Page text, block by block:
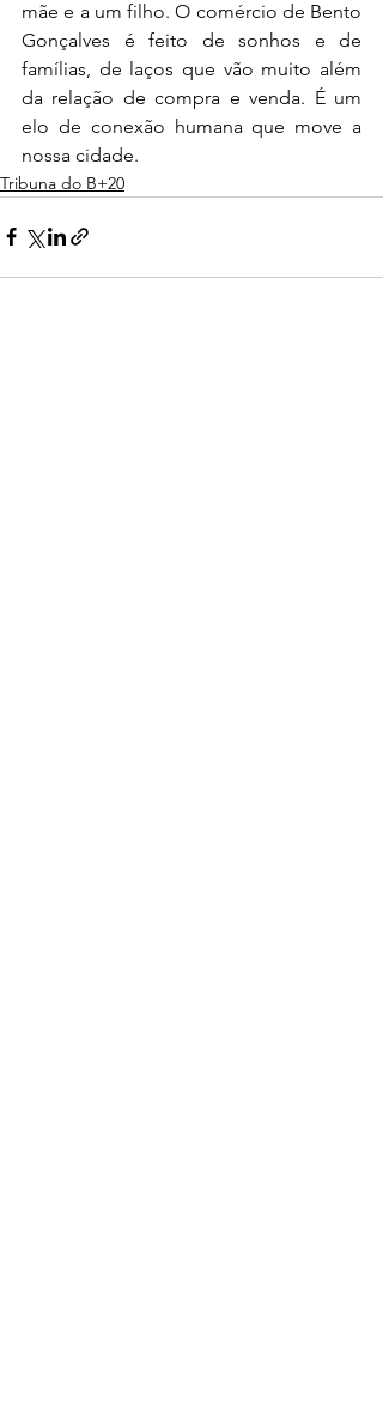
mãe e a um filho. O comércio de Bento
Gonçalves é feito de sonhos e de
famílias, de laços que vão muito além
da relação de compra e venda. É um
elo de conexão humana que move a
nossa cidade.
Tribuna do B+20